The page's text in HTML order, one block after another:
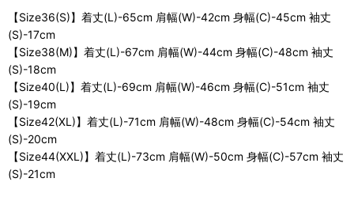
【Size36(S)】着丈(L)-65cm 肩幅(W)-42cm 身幅(C)-45cm 袖丈
(S)-17cm
【Size38(M)】着丈(L)-67cm 肩幅(W)-44cm 身幅(C)-48cm 袖丈
(S)-18cm
【Size40(L)】着丈(L)-69cm 肩幅(W)-46cm 身幅(C)-51cm 袖丈
(S)-19cm
【Size42(XL)】着丈(L)-71cm 肩幅(W)-48cm 身幅(C)-54cm 袖丈
(S)-20cm
【Size44(XXL)】着丈(L)-73cm 肩幅(W)-50cm 身幅(C)-57cm 袖丈
(S)-21cm